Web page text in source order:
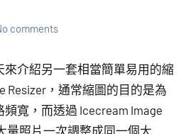
comments
介紹另一套相當簡單易用的縮
Resizer，通常縮圖的目的是為
寬，而透過 Icecream Image
量照片一次調整成同一個大